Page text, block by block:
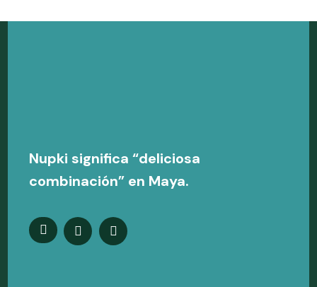
Nupki significa “deliciosa
combinación” en Maya.